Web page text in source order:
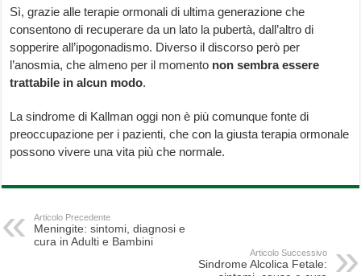
Sì, grazie alle terapie ormonali di ultima generazione che
consentono di recuperare da un lato la pubertà, dall’altro di
sopperire all’ipogonadismo. Diverso il discorso però per
l’anosmia, che almeno per il momento non sembra essere
trattabile in alcun modo.
La sindrome di Kallman oggi non è più comunque fonte di
preoccupazione per i pazienti, che con la giusta terapia ormonale
possono vivere una vita più che normale.
Articolo Precedente
Meningite: sintomi, diagnosi e
cura in Adulti e Bambini
Articolo Successivo
Sindrome Alcolica Fetale: